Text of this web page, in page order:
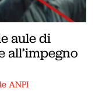
aule di
all’impegno
ANPI